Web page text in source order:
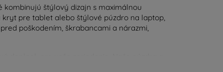
štýlový dizajn s maximálnou
pre tablet alebo štýlové púzdro na laptop,
poškodením, škrabancami a nárazmi,
vášho každodenného outfitu. Pre